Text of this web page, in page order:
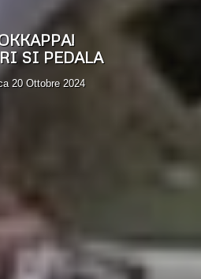
SI PEDALA
20 Ottobre 2024